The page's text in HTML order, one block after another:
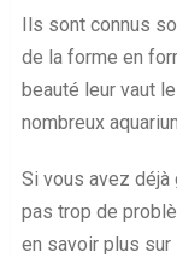
Ils sont connus
de la forme en
beauté leur vaut
nombreux
Si vous avez déjà
pas trop de
en savoir plus sur